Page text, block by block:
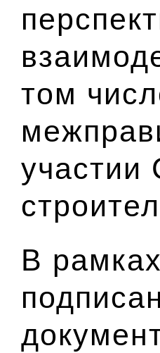
том
участии
В